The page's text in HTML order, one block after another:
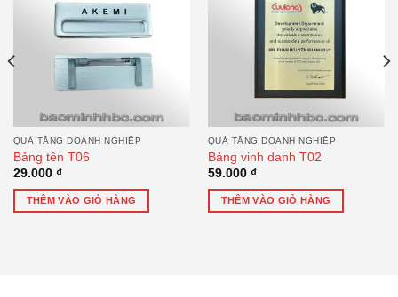
QUÀ TẶNG DOANH NGHIỆP
Bảng tên T06
29.000 ₫
THÊM VÀO GIỎ HÀNG
QUÀ TẶNG DOANH NGHIỆP
Bảng vinh danh T02
59.000 ₫
THÊM VÀO GIỎ HÀNG